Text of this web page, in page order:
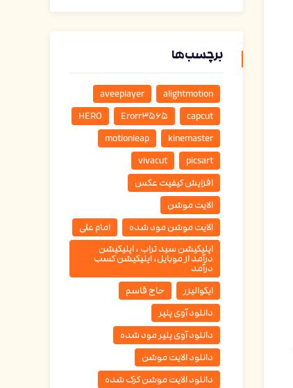
برچسب‌ها
alightmotion
aveeplayer
capcut
Erorr3565
HERO
kinemaster
motionleap
picsart
vivacut
افزایش کیفیت عکس
الایت موشن
الایت موشن مود شده
امام علی
اپلیکیشن سید تراب ، اپلیکیشن
درآمد از موبایل، اپلیکیشن کسب
درآمد
ایکوالیزر
حاج قاسم
دانلود آوی پلیر
دانلود آوی پلیر مود شده
دانلود الایت موشن
دانلود الایت موشن کرک شده